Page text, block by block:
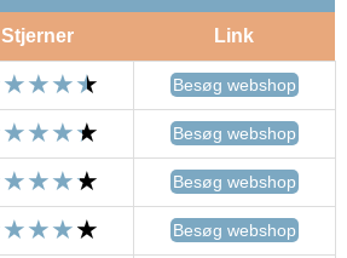
Stjerner Link
Besøg webshop
Besøg webshop
Besøg webshop
Besøg webshop